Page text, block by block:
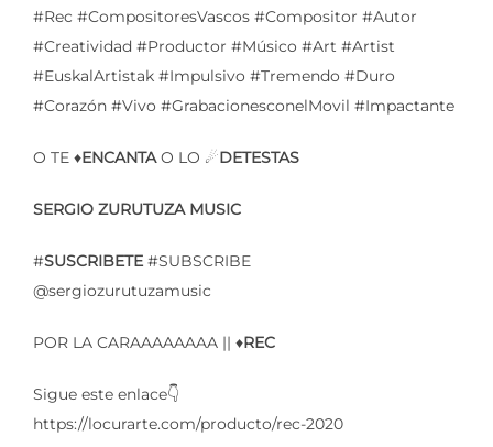
#Rec #CompositoresVascos #Compositor #Autor
#Creatividad #Productor #Músico #Art #Artist
#EuskalArtistak #Impulsivo #Tremendo #Duro
#Corazón #Vivo #GrabacionesconelMovil #Impactante
O TE ♦️ENCANTAO LO ☄DETESTAS
SERGIO ZURUTUZA MUSIC
#SUSCRIBETE#SUBSCRIBE
@sergiozurutuzamusic
POR LA CARAAAAAAAA || ♦️REC
Sigue este enlace👇
https://locurarte.com/producto/rec-2020